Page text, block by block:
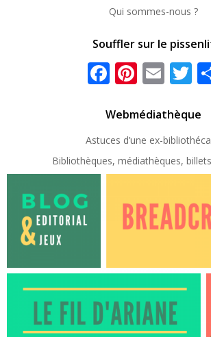
Qui sommes-nous ?
Souffler sur le
Facebook
Webmédiathèque
Astuces d’une ex-
Bibliothèques, médiathèques,